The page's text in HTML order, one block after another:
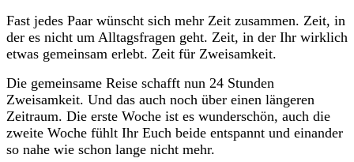
Fast jedes Paar wünscht sich mehr Zeit zusammen. Zeit, in
der es nicht um Alltagsfragen geht. Zeit, in der Ihr wirklich
etwas gemeinsam erlebt. Zeit für Zweisamkeit.
Die gemeinsame Reise schafft nun 24 Stunden
Zweisamkeit. Und das auch noch über einen längeren
Zeitraum. Die erste Woche ist es wunderschön, auch die
zweite Woche fühlt Ihr Euch beide entspannt und einander
so nahe wie schon lange nicht mehr.